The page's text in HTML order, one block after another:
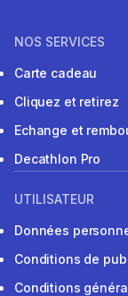
NOS SERVICES
Carte cadeau
Cliquez et retirez
Echange et
Decathlon Pro
UTILISATEUR
Données
Conditions de
Conditions